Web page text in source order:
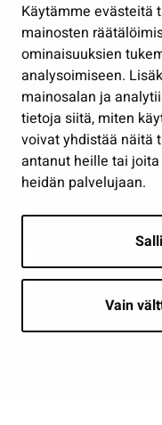
Käytämme evästeitä
mainosten
ominaisuuksien
analysoimiseen.
mainosalan ja
tietoja siitä, miten
voivat yhdistää näitä
antanut heille tai
heidän palvelujaan.
Vain
Työ ja yrittäminen
Osallistu ja asioi
Näytä omat
Seuraa meitä